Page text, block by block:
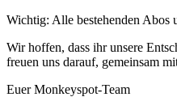
Wichtig: Alle bestehenden Abos
Wir hoffen, dass ihr unsere
freuen uns darauf, gemeinsam
Euer Monkeyspot-Team